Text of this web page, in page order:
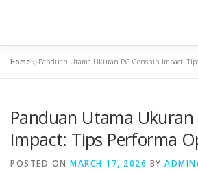
LAIN – LAIN MINECRAFT
Home »Panduan Utama Ukuran PC Genshin Impact:
Panduan Utama Ukuran
Impact: Tips Performa
POSTED ON MARCH 17, 2026 BY